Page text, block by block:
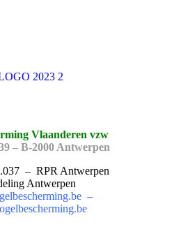
Vlaanderen vzw
– B-2000 Antwerpen
– RPR Antwerpen
Antwerpen
–